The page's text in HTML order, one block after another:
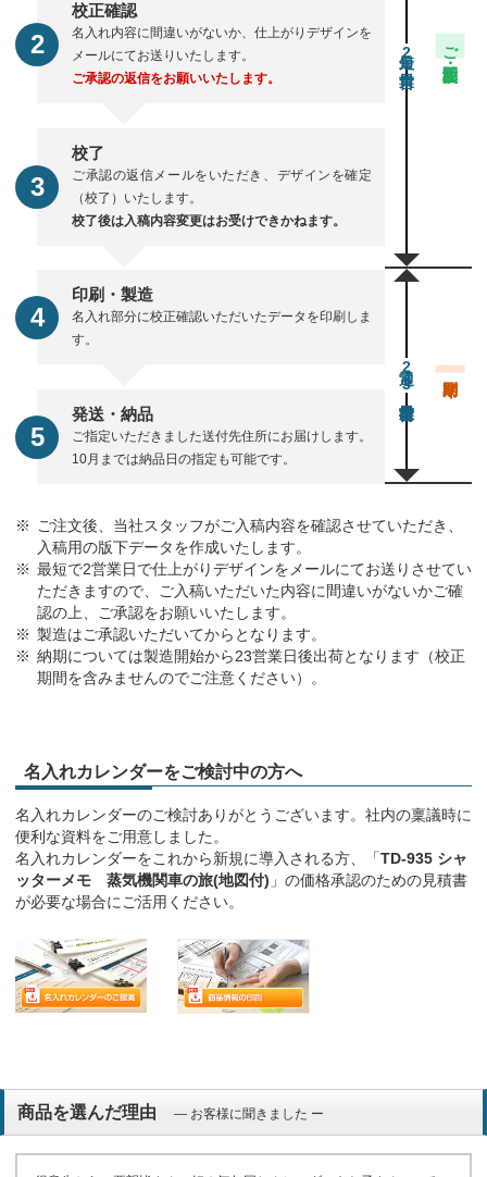
校正確認
名入れ内容に間違いがないか、仕上がりデザインを
メールにてお送りいたします。
ご承認の返信をお願いいたします。
校了
ご承認の返信メールをいただき、デザインを確定
（校了）いたします。
校了後は入稿内容変更はお受けできかねます。
2 ご注文・校正期間
印刷・製造
名入れ部分に校正確認いただいたデータを印刷しま
す。
発送・納品
ご指定いただきました送付先住所にお届けします。
10月までは納品日の指定も可能です。
通常23営業日後出荷
ご注文後、当社スタッフがご入稿内容を確認させていただき、
入稿用の版下データを作成いたします。
最短で2営業日で仕上がりデザインをメールにてお送りさせてい
ただきますので、ご入稿いただいた内容に間違いがないかご確
認の上、ご承認をお願いいたします。
製造はご承認いただいてからとなります。
納期については製造開始から23営業日後出荷となります（校正
期間を含みませんのでご注意ください）。
名入れカレンダーをご検討中の方へ
名入れカレンダーのご検討ありがとうございます。社内の稟議時に
便利な資料をご用意しました。
名入れカレンダーをこれから新規に導入される方、「TD-935 シャ
ッターメモ 蒸気機関車の旅(地図付) 」の価格承認のための見積書
が必要な場合にご活用ください。
商品を選んだ理由 ― お客様に聞きました ー